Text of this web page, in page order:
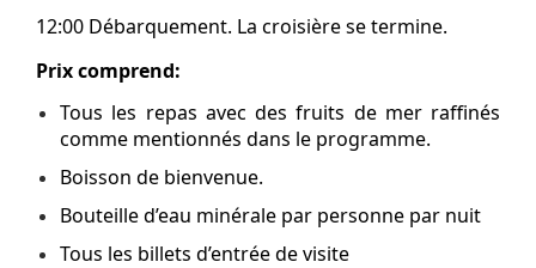
12:00 Débarquement. La croisière se termine.
Prix comprend:
Tous les repas avec des fruits de mer raffinés
comme mentionnés dans le programme.
Boisson de bienvenue.
Bouteille d’eau minérale par personne par nuit
Tous les billets d’entrée de visite